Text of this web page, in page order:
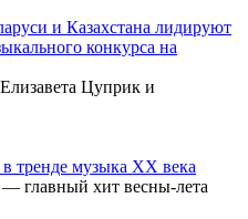
и Казахстана лидируют
конкурса на
Цуприк и
тренде музыка XX века
главный хит весны-лета